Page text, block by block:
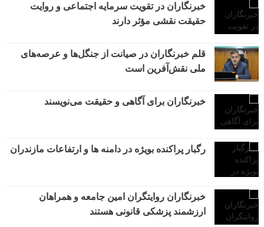
خبرنگاران در تقویت سرمایه اجتماعی و روایت
حقیقت نقشی مؤثر دارند
قلم خبرنگاران در صیانت از جنگل‌ها و عرصه‌های
ملی نقش‌آفرین است
خبرنگاران برای آگاهی و حقیقت می‌نویسند
رگبار پراکنده بویژه در دامنه ها و ارتفاعات مازندران
خبرنگاران روایتگران امین جامعه و همراهان
ارزشمند پزشکی قانونی هستند